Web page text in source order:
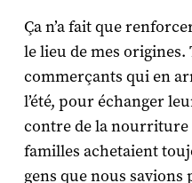
Ça n’a fait que
le lieu de mes origines.
commerçants qui en
l’été, pour échanger
contre de la nourriture
familles achetaient
gens que nous savions